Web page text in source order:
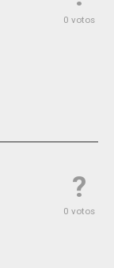
0 votos
?
0 votos